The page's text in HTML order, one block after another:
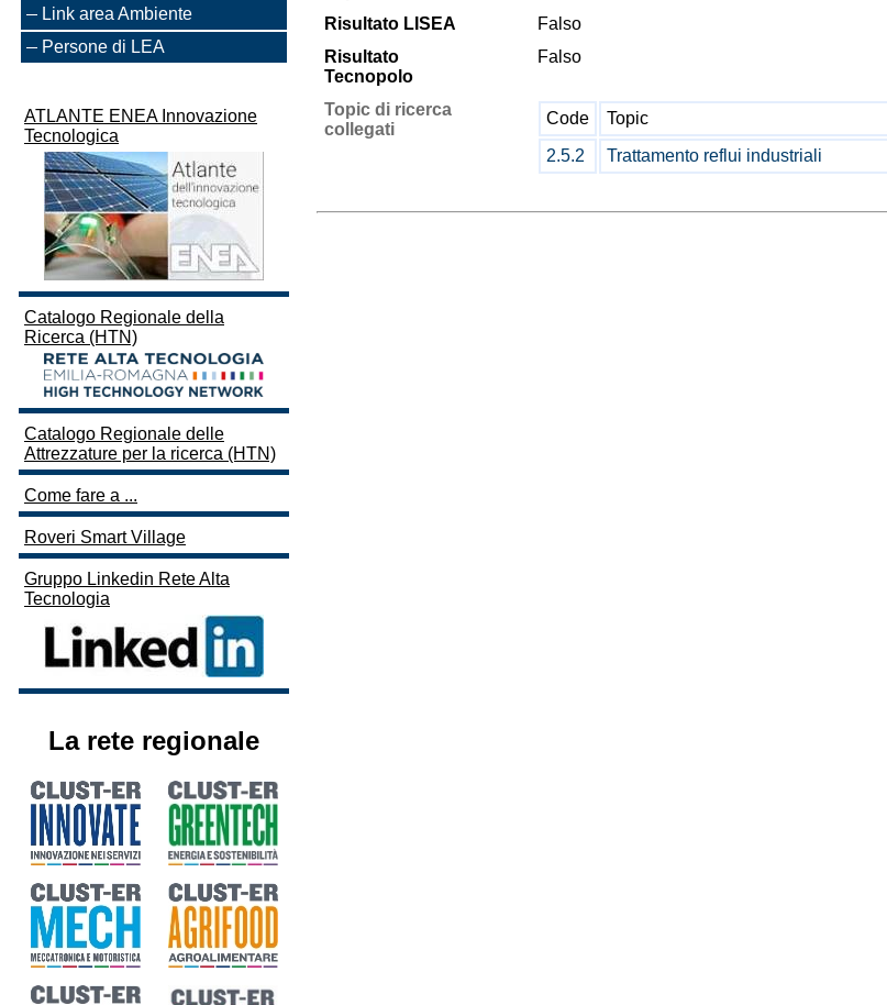
Link area Ambiente
Persone di LEA
ATLANTE ENEA Innovazione
Tecnologica
Catalogo Regionale della
Ricerca (HTN)
Catalogo Regionale delle
Attrezzature per la ricerca (HTN)
Come fare a ...
Roveri Smart Village
Gruppo Linkedin Rete Alta
Tecnologia
La rete regionale
Risultato LISEA
Falso
Risultato
Tecnopolo
Falso
Topic di ricerca
collegati
Code Topic
2.5.2
Trattamento reflui industriali